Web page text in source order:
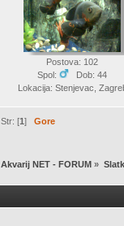
Postova: 102
Spol:
Dob: 44
Lokacija: Stenjevac,
Str: [1] Gore
Akvarij NET - FORUM »